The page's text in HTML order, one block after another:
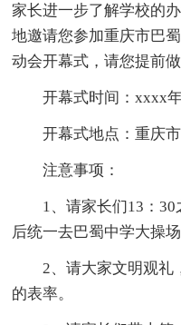
家长进一步了解学校的
地邀请您参加重庆市巴
动会开幕式，请您提前
开幕式时间：xxxx
开幕式地点：重庆
注意事项：
1、请家长们13：
后统一去巴蜀中学大操场
2、请大家文明观礼
的表率。